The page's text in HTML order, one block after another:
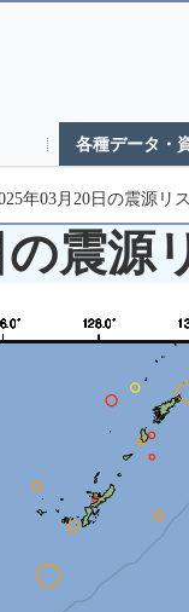
各種データ・
年03月20日の震源リ
の震源